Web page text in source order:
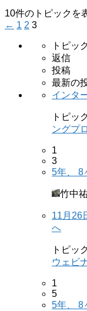
10件のトピックを
← 1 2 3
トピッ
返信
投稿
最新の
インタ
トピッ
ングプ
1
3
5年、 8
竹中
11月26
へ
トピッ
ウェビ
1
5
5年、 8